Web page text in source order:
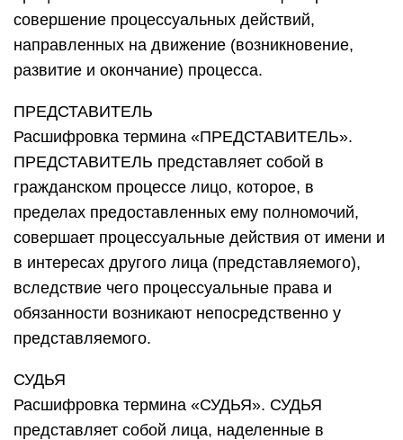
совершение процессуальных действий,
направленных на движение (возникновение,
развитие и окончание) процесса.
ПРЕДСТАВИТЕЛЬ
Расшифровка термина «ПРЕДСТАВИТЕЛЬ».
ПРЕДСТАВИТЕЛЬ представляет собой в
гражданском процессе лицо, которое, в
пределах предоставленных ему полномочий,
совершает процессуальные действия от имени и
в интересах другого лица (представляемого),
вследствие чего процессуальные права и
обязанности возникают непосредственно у
представляемого.
СУДЬЯ
Расшифровка термина «СУДЬЯ». СУДЬЯ
представляет собой лица, наделенные в